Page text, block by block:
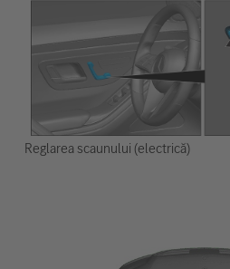
Reglarea scaunului (electrică)